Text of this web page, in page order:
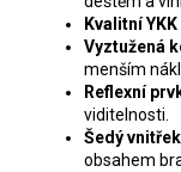
Kvalitní
Vyztužená
menším
Reflexní
viditelnosti.
Šedý
obsahem